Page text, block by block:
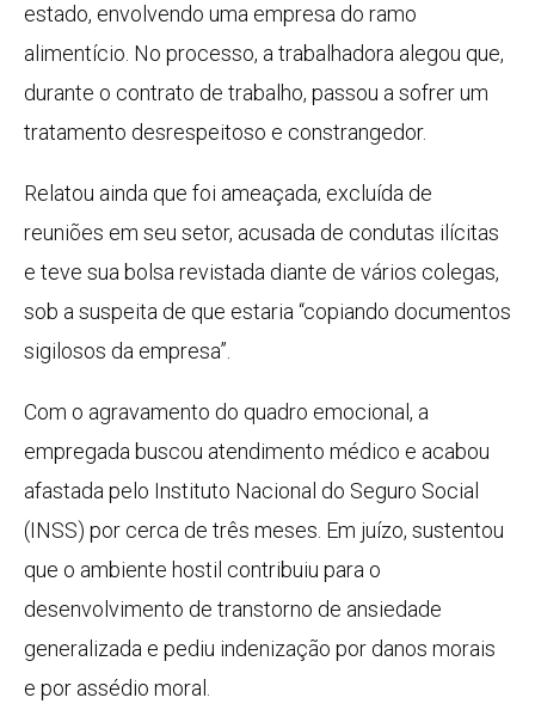
estado, envolvendo uma empresa do ramo
alimentício. No processo, a trabalhadora alegou que,
durante o contrato de trabalho, passou a sofrer um
tratamento desrespeitoso e constrangedor.
Relatou ainda que foi ameaçada, excluída de
reuniões em seu setor, acusada de condutas ilícitas
e teve sua bolsa revistada diante de vários colegas,
sob a suspeita de que estaria “copiando documentos
sigilosos da empresa”.
Com o agravamento do quadro emocional, a
empregada buscou atendimento médico e acabou
afastada pelo Instituto Nacional do Seguro Social
(INSS) por cerca de três meses. Em juízo, sustentou
que o ambiente hostil contribuiu para o
desenvolvimento de transtorno de ansiedade
generalizada e pediu indenização por danos morais
e por assédio moral.